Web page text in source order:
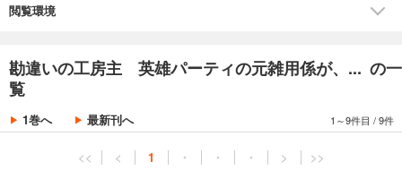
閲覧環境
勘違いの工房主 英雄パーティの元雑用係が、... の一
覧
1巻へ 最新刊へ 1～9件目 /9件
<< < 1 ・ ・ ・ > >>